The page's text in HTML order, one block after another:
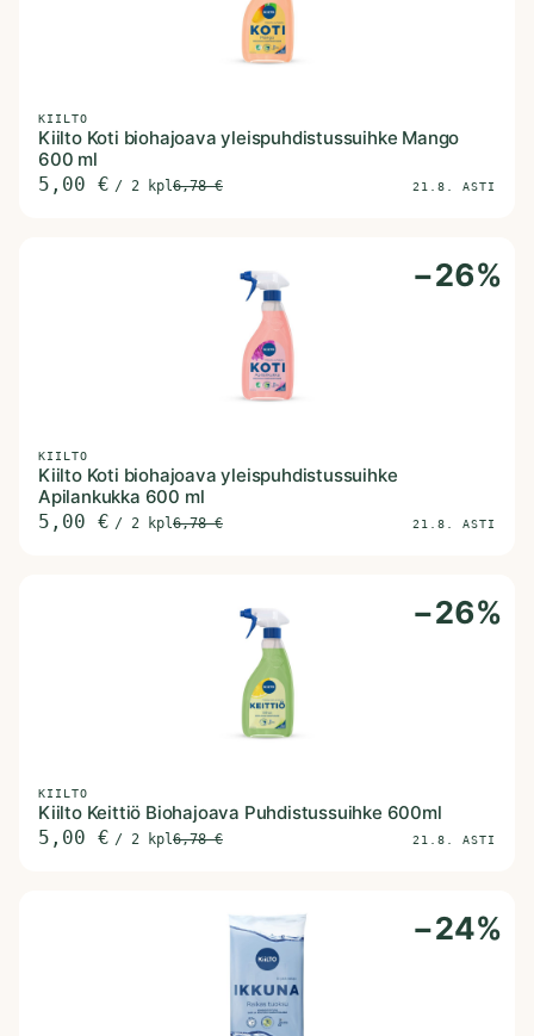
KIILTO
Kiilto Koti biohajoava yleispuhdistussuihke Mango
600 ml
5,00 € / 2 kpl6,78€ 21.8. ASTI
−26%
KIILTO
Kiilto Koti biohajoava yleispuhdistussuihke
Apilankukka 600 ml
5,00 € / 2 kpl6,78€ 21.8. ASTI
−26%
KIILTO
Kiilto Keittiö Biohajoava Puhdistussuihke 600ml
5,00 € / 2 kpl6,78€ 21.8. ASTI
−24%